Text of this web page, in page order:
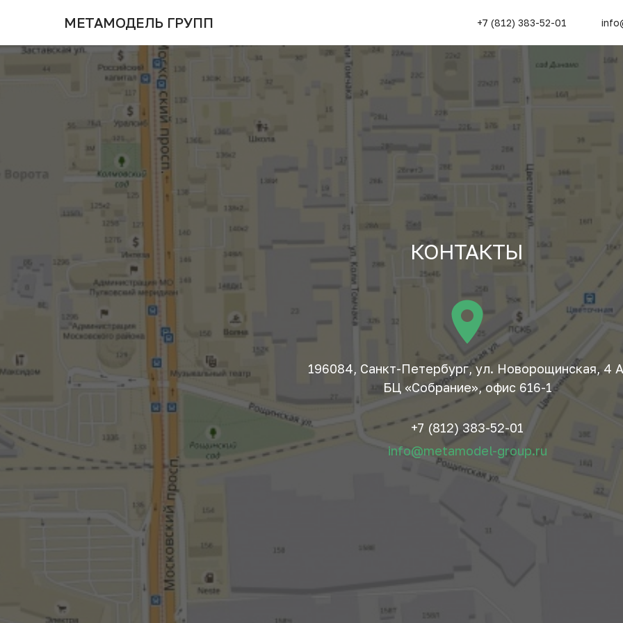
МЕТАМОДЕЛЬ ГРУПП +7 (812) 383-52-01
КОНТАКТЫ
info@metamodel-group.ru
+7 (812) 383-52-01
196084, Санкт-Петербург, ул. Новорощинская, 4
БЦ «Собрание», офис 616-1